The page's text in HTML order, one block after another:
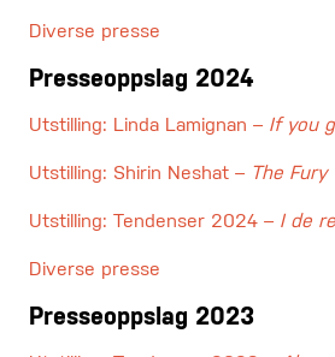
Diverse presse
Presseoppslag 2024
Utstilling: Linda Lamignan – If you
Utstilling: Shirin Neshat – The Fury
Utstilling: Tendenser 2024 – I de
Diverse presse
Presseoppslag 2023